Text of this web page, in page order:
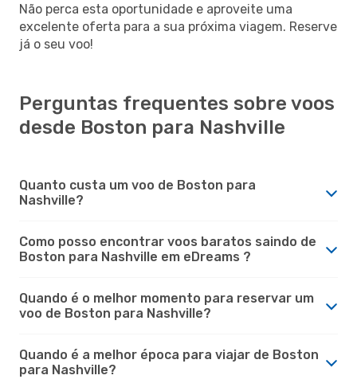
Não perca esta oportunidade e aproveite uma
excelente oferta para a sua próxima viagem. Reserve
já o seu voo!
Perguntas frequentes sobre voos
desde Boston para Nashville
Quanto custa um voo de Boston para
Nashville?
Como posso encontrar voos baratos saindo de
Boston para Nashville em eDreams ?
Quando é o melhor momento para reservar um
voo de Boston para Nashville?
Quando é a melhor época para viajar de Boston
para Nashville?